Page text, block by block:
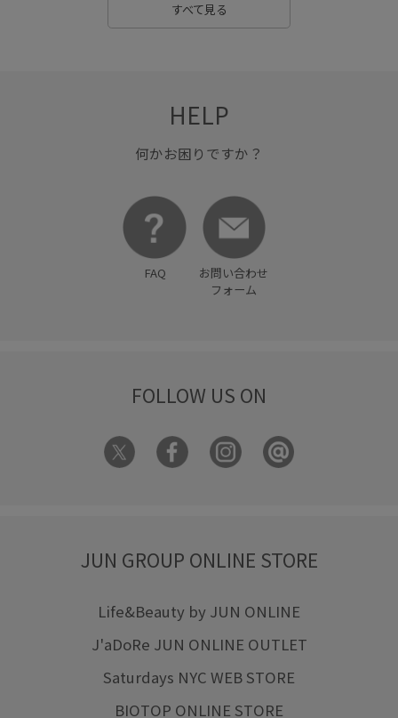
すべて見る
HELP
何かお困りですか？
FAQ
お問い合わせ
フォーム
FOLLOW US ON
JUN GROUP ONLINE STORE
Life&Beauty by JUN ONLINE
J'aDoRe JUN ONLINE OUTLET
Saturdays NYC WEB STORE
BIOTOP ONLINE STORE